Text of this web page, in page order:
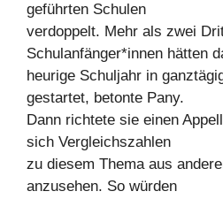
geführten Schulen
verdoppelt. Mehr als zwei
Schulanfänger*innen hätten
heurige Schuljahr in
gestartet, betonte Pany.
Dann richtete sie einen
sich Vergleichszahlen
zu diesem Thema aus
anzusehen. So würden